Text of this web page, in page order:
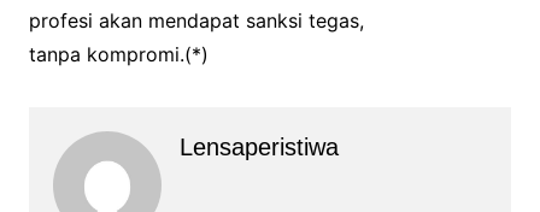
profesi akan mendapat sanksi tegas,
tanpa kompromi.(*)
Lensaperistiwa